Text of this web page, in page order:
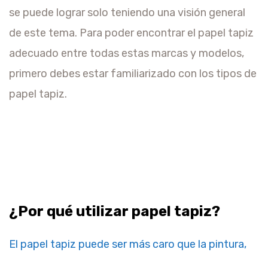
se puede lograr solo teniendo una visión general
de este tema. Para poder encontrar el papel tapiz
adecuado entre todas estas marcas y modelos,
primero debes estar familiarizado con los tipos de
papel tapiz.
¿Por qué utilizar papel tapiz?
El papel tapiz puede ser más caro que la pintura,